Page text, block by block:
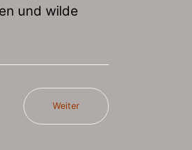
und wilde
Weiter